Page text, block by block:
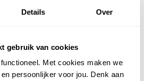
Details Over
gebruik van cookies
Met cookies maken we
persoonlijker voor jou. Denk aan